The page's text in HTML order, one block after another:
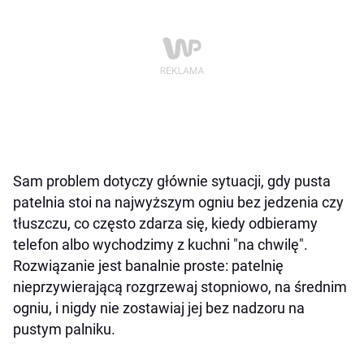
Sam problem dotyczy głównie sytuacji, gdy pusta
patelnia stoi na najwyższym ogniu bez jedzenia czy
tłuszczu, co często zdarza się, kiedy odbieramy
telefon albo wychodzimy z kuchni "na chwilę".
Rozwiązanie jest banalnie proste: patelnię
nieprzywierającą rozgrzewaj stopniowo, na średnim
ogniu, i nigdy nie zostawiaj jej bez nadzoru na
pustym palniku.